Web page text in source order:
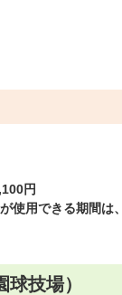
円
使用できる期間は
技場）